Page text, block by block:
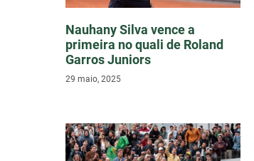
Nauhany Silva vence a
primeira no quali de Roland
Garros Juniors
29 maio, 2025